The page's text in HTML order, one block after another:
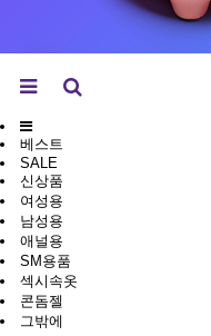
베스트
SALE
신상품
여성용
남성용
애널용
SM용품
섹시속옷
콘돔젤
그밖에